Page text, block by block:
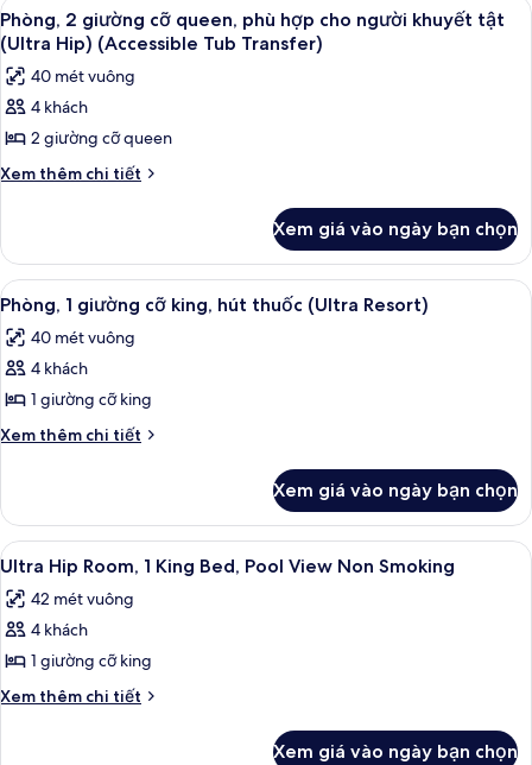
cho
người
khuyết
tật
(Ultra
(Accessible
giường
cỡ
king,
phù
hợp
người
khuyết
tật
(Accessible
Tub
Transfer)
Xem
tất
cả
ảnh
Phòng,
2
giường
phù
hợp
cho
người
khuyết
tật
(Ultra
Hip)
Transfer)
8
Phòng, 2 giường cỡ queen, phù hợp cho người khuyết tật
(Ultra Hip) (Accessible Tub Transfer)
40 mét vuông
4 khách
2 giường cỡ queen
Xem thêm chi tiết
Chi
Phòng,
giường
queen,
phù
cho
người
khuyết
Hip)
(Accessible
Tub
Transfer)
Xem giá vào ngày bạn chọn
Xem
tất
cả
ảnh
Phòng,
1
king,
hút
thuốc
(Ultra
Resort)
Bộ đồ giường cao cấp, két bảo mật
5
Phòng, 1 giường cỡ king, hút thuốc (Ultra Resort)
40 mét vuông
4 khách
1 giường cỡ king
Xem thêm chi tiết
Chi
Phòng,
giường
king,
hút
(Ultra
Resort)
Xem giá vào ngày bạn chọn
Xem
tất
cả
ảnh
Ultra
Hip
Bộ đồ giường cao cấp, két bảo mật
4
Ultra Hip Room, 1 King Bed, Pool View Non Smoking
42 mét vuông
4 khách
1 giường cỡ king
Xem thêm chi tiết
Chi
Xem giá vào ngày bạn chọn